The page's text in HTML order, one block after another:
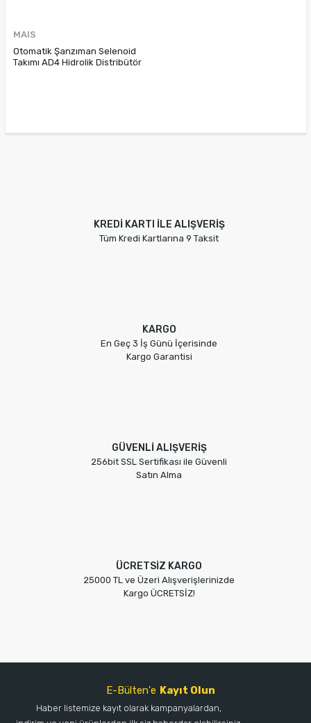
MAIS
Otomatik Şanzıman Selenoid
Takımı AD4 Hidrolik Distribütör
KREDİ KARTI İLE ALIŞVERİŞ
Tüm Kredi Kartlarına 9 Taksit
KARGO
En Geç 3 İş Günü İçerisinde
Kargo Garantisi
GÜVENLİ ALIŞVERİŞ
256bit SSL Sertifikası ile Güvenli
Satın Alma
ÜCRETSİZ KARGO
25000 TL ve Üzeri Alışverişlerinizde
Kargo ÜCRETSİZ!
E-Bülten'e Kayıt Olun
Haber listemize kayıt olarak kampanyalardan,